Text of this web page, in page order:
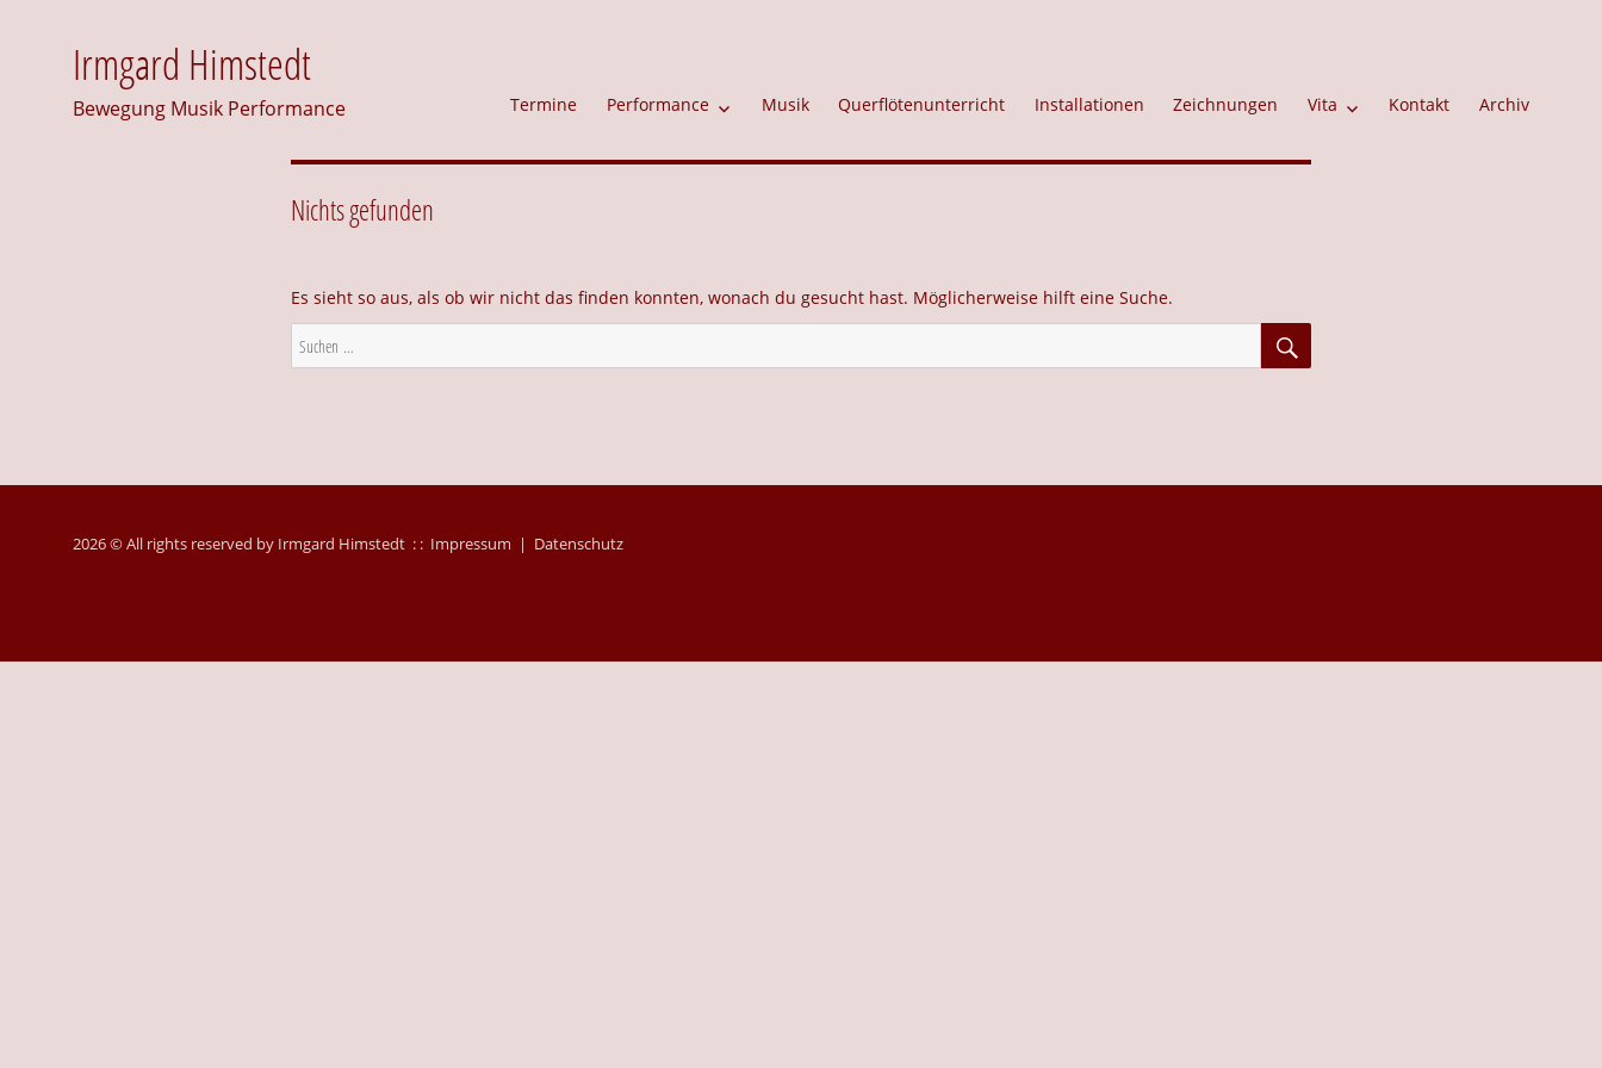
Irmgard Himstedt
Bewegung Musik Performance Termine Performance Musik Querflötenunterricht Installationen Zeichnungen Vita Kontakt Archiv
Nichts gefunden
Es sieht so aus, als ob wir nicht das finden konnten, wonach du gesucht hast. Möglicherweise hilft eine Suche.
Suche
nach:
SUCHEN
2026 © All rights reserved by Irmgard Himstedt : : Impressum | Datenschutz